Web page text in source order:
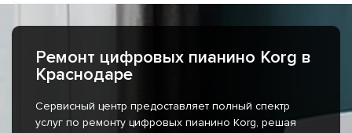
Ремонт цифровых пианино Korg в
Краснодаре
Сервисный центр предоставляет полный спектр
услуг по ремонту цифровых пианино Korg, решая